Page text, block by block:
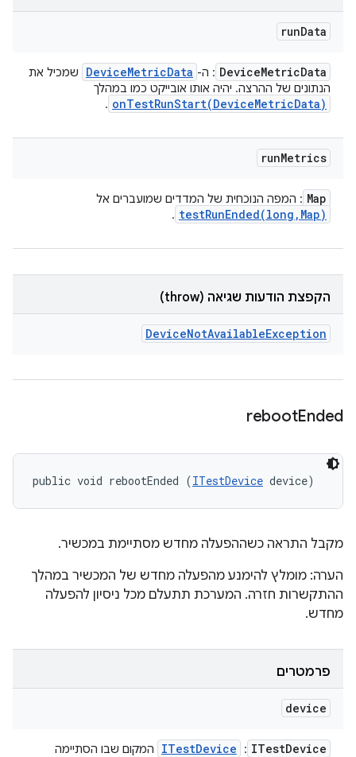
runData
DeviceMetricData : ה- DeviceMetricData
שמכיל את
הנתונים של ההרצה. יהיה אותו אובייקט כמו במהלך
onTestRunStart(DeviceMetricData)
.
runMetrics
Map : המפה הנוכחית של המדדים שמועברים אל
testRunEnded(long , Map)
.
הקפצת הודעות שגיאה (throw)
DeviceNotAvailableException
rebootEnded
public void rebootEnded (ITestDevice device)
מקבל התראה כשההפעלה מחדש מסתיימת במכשיר.
הערה: מומלץ להימנע מהפעלה מחדש של המכשיר במהלך
ההתקשרות חזרה. המערכת תתעלם מכל ניסיון להפעלה
מחדש.
פרמטרים
device
ITestDevice
:
ITestDevice
המקום שבו הסתיימה